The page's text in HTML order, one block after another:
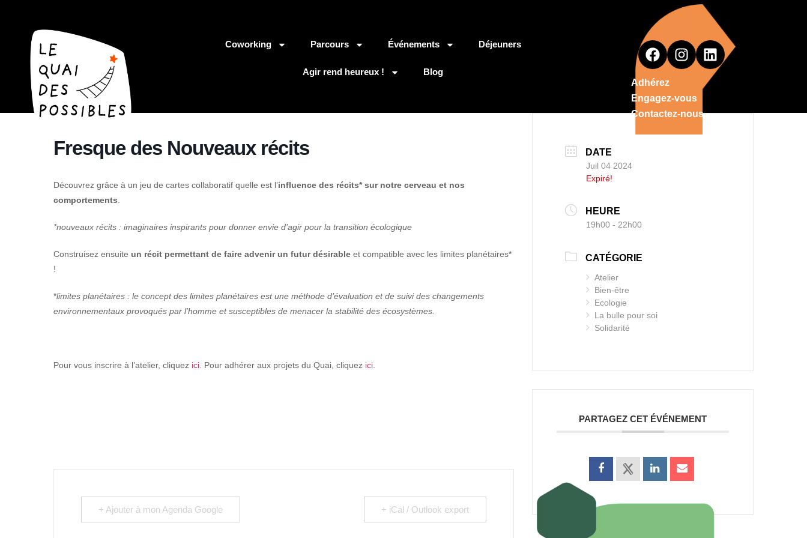
Coworking Parcours Événements Déjeuners
Agir rend heureux !
Blog
Adhérez
Engagez-vous
Contactez-nous
Fresque des Nouveaux récits
Découvrez grâce à un jeu de cartes collaboratif quelle est l’influence des récits* sur notre cerveau et nos
comportements
*nouveaux récits : imaginaires inspirants pour donner envie d’agir pour la transition écologique
Construisez ensuite un récit permettant de faire advenir un futur désirable et compatible avec les limites planétaires*
!
*limites planétaires : le concept des limites planétaires est une méthode d’évaluation et de suivi des changements
environnementaux provoqués par l’homme et susceptibles de menacer la stabilité des écosystèmes.
Pour vous inscrire à l’atelier, cliquez ici . Pour adhérer aux projets du Quai, cliquez ici
+ Ajouter à mon Agenda Google + iCal / Outlook export
DATE
Juil 04 2024
Expiré!
HEURE
19h00 - 22h00
CATÉGORIE
Atelier
Bien-être
Ecologie
La bulle pour soi
Solidarité
PARTAGEZ CET ÉVÉNEMENT